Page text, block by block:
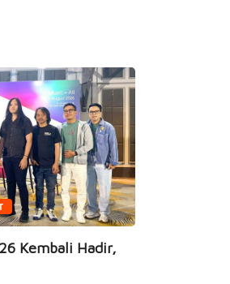
Kembali Hadir,